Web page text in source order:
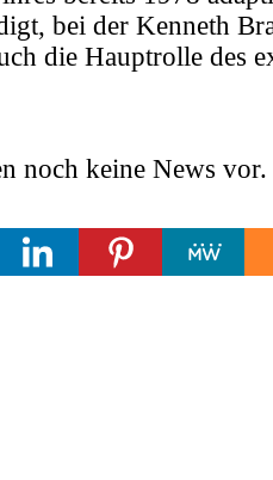
bei der Kenneth
die Hauptrolle des
noch keine News vor.